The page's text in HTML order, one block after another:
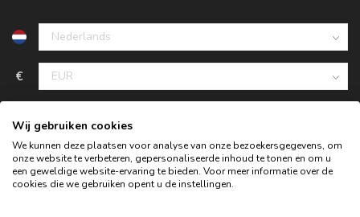
€
Wij gebruiken cookies
We kunnen deze plaatsen voor analyse van onze bezoekersgegevens, om
onze website te verbeteren, gepersonaliseerde inhoud te tonen en om u
een geweldige website-ervaring te bieden. Voor meer informatie over de
cookies die we gebruiken opent u de instellingen.